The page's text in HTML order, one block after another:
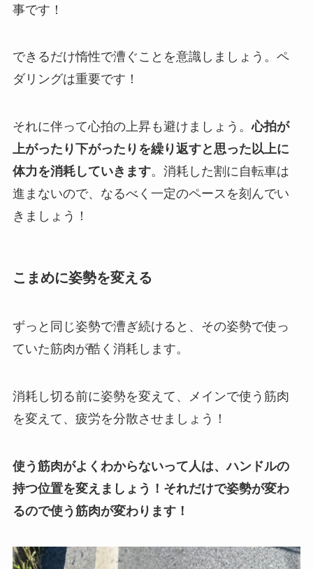
事です！
できるだけ惰性で漕ぐことを意識しましょう。ペ
ダリングは重要です！
それに伴って心拍の上昇も避けましょう 。心拍が
上がったり下がったりを繰り返すと思った以上に
体力を消耗していきます。消耗した割に自転車は
進まないので、なるべく一定のペースを刻んでい
きましょう！
こまめに姿勢を変える
ずっと同じ姿勢で漕ぎ続けると、その姿勢で使っ
ていた筋肉が酷く消耗します。
消耗し切る前に姿勢を変えて、メインで使う筋肉
を変えて、疲労を分散させましょう！
使う筋肉がよくわからないって人は、ハンドルの
持つ位置を変えましょう！それだけで姿勢が変わ
るので使う筋肉が変わります！